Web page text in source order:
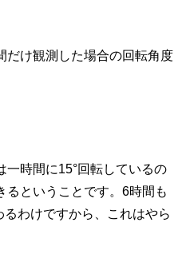
だけ観測した場合の回転角度
一時間に15°回転しているの
るということです。6時間も
わけですから、これはやら